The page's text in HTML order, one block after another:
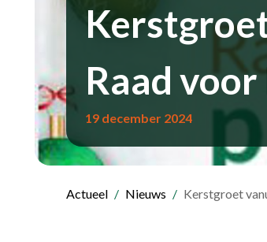
Raad
19 december 2024
Actueel Nieuws Kerstgroet